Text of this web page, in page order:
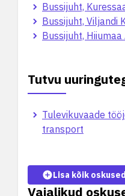
Bussijuht,
Bussijuht, Viljandi
Bussijuht,
Tutvu
Tulevikuvaade
transport
Vajalikud
Lisa kõik oskused